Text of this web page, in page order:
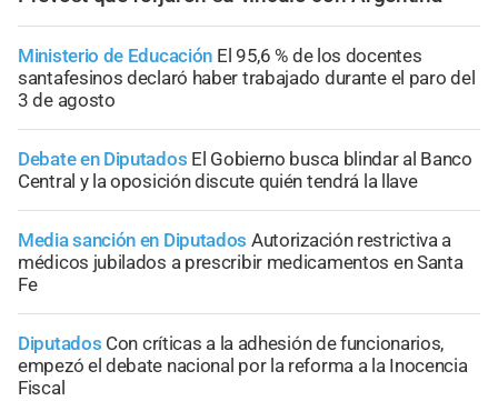
Ministerio de Educación El 95,6 % de los docentes
santafesinos declaró haber trabajado durante el paro del
3 de agosto
Debate en Diputados El Gobierno busca blindar al Banco
Central y la oposición discute quién tendrá la llave
Media sanción en Diputados Autorización restrictiva a
médicos jubilados a prescribir medicamentos en Santa
Fe
Diputados Con críticas a la adhesión de funcionarios,
empezó el debate nacional por la reforma a la Inocencia
Fiscal